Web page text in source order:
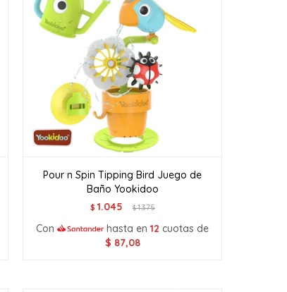
Pour n Spin Tipping Bird Juego de
Baño Yookidoo
$ 1.045 $1.375
Con hasta en12 cuotas de
$ 87,08